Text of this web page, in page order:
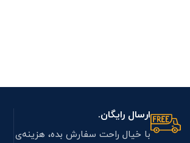
ارسال رایگان.
با خیال راحت سفارش بده، هزینه‌ی